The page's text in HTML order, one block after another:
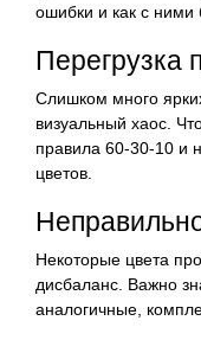
ошибки и как с ними
Перегрузка
Слишком много
визуальный хаос.
правила 60-30-10 и
цветов.
Некоторые цвета
дисбаланс. Важно
аналогичные,